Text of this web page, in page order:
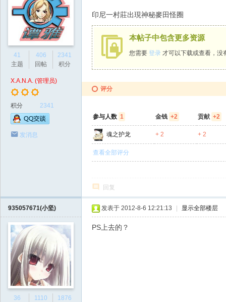
41
主题
406
回帖
2341
积分
X.A.N.A. (管理员)
积分 2341
发消息
印尼一村莊出現神秘麥田怪圈
本帖子中包含更多资源
您需要 登录 才可以下载或查看，没
评分
参与人数 1 金钱 +2 贡献 +2
魂之护龙 + 2 + 2
查看全部评分
回复
935057671(小坚)
36
1110
1876
发表于 2012-8-6 12:21:13 显示全部楼层
PS上去的？